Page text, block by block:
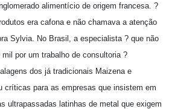
alimentício de origem francesa. ?
era cafona e não chamava a atenção
Sylvia. No Brasil, a especialista ? que não
por um trabalho de consultoria ?
dos já tradicionais Maizena e
críticas para as empresas que insistem em
ultrapassadas latinhas de metal que exigem